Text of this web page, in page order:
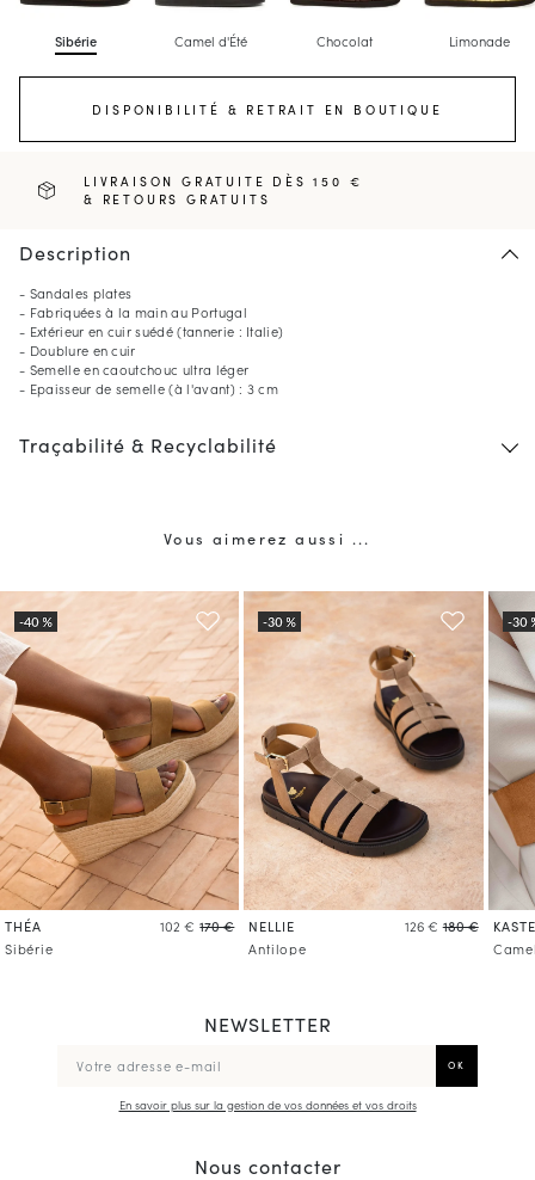
Sibérie Camel d'Été Chocolat Limonade
DISPONIBILITÉ & RETRAIT EN BOUTIQUE
LIVRAISON GRATUITE DÈS 150 €
& RETOURS GRATUITS
Description
- Sandales plates
- Fabriquées à la main au Portugal
- Extérieur en cuir suédé (tannerie : Italie)
- Doublure en cuir
- Semelle en caoutchouc ultra léger
- Epaisseur de semelle (à l'avant) : 3 cm
Traçabilité & Recyclabilité
Vous aimerez aussi ...
THÉA 102 € 170 €
Sibérie
NELLIE 126 € 180 €
Antilope
NEWSLETTER
En savoir plus sur la gestion de vos données et vos droits
Nous contacter